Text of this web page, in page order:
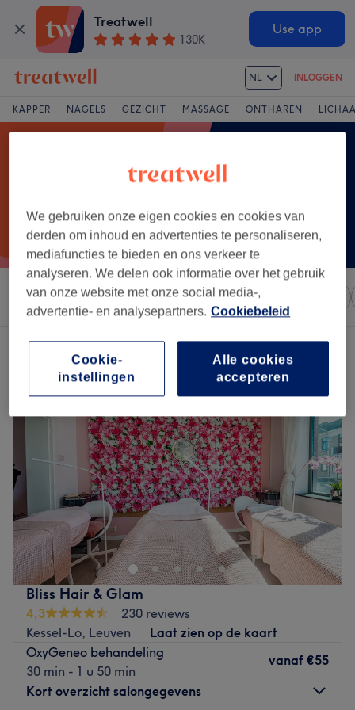
Treatwell
130K
Use app
NL INLOGGEN
KAPPER NAGELS GEZICHT MASSAGE ONTHAREN
Sorteer op Elke prijs Salons Expresaanbiedingen
Een salon met:microdermabrasie in Leuven
Bliss Hair & Glam
4,3
230 reviews
Kessel-Lo, Leuven
Laat zien op de kaart
OxyGeneo behandeling
30 min - 1 u 50 min
vanaf €55
Kort overzicht salongegevens
We gebruiken onze eigen cookies en cookies van
derden om inhoud en advertenties te personaliseren,
mediafuncties te bieden en ons verkeer te
analyseren. We delen ook informatie over het gebruik
van onze website met onze social media-,
advertentie- en analysepartners. Cookiebeleid
Alle cookies
accepteren
Cookie-
instellingen